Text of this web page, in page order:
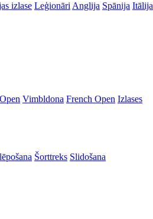
izlase Leģionāri Anglija Spānija Itālija
Vimbldona French Open Izlases
Šorttreks Slidošana